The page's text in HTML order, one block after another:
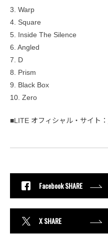
3. Warp
4. Square
5. Inside The Silence
6. Angled
7. D
8. Prism
9. Black Box
10. Zero
■LITE オフィシャル・サイト：
Facebook SHARE
X SHARE